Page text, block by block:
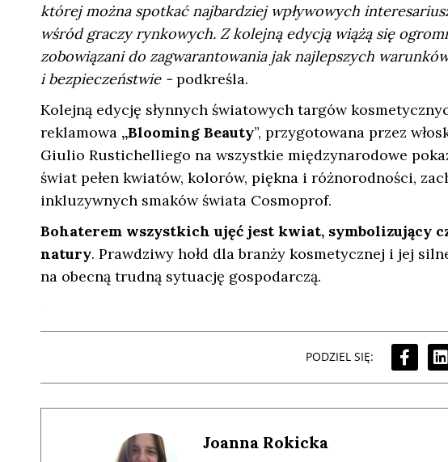
której można spotkać najbardziej wpływowych
wśród graczy rynkowych. Z kolejną edycją wiążą się
zobowiązani do zagwarantowania jak najlepszych
i bezpieczeństwie -podkreśla.
Kolejną edycję słynnych światowych targów
reklamowa „Blooming Beauty”, przygotowana przez
Giulio Rustichelliego na wszystkie międzynarodowe
świat pełen kwiatów, kolorów, piękna i różnorodności,
inkluzywnych smaków świata Cosmoprof.
Bohaterem wszystkich ujęć jest kwiat, symbolizujący
natury. Prawdziwy hołd dla branży kosmetycznej i jej
na obecną trudną sytuację gospodarczą.
PODZIEL SIĘ:
Joanna Rokicka